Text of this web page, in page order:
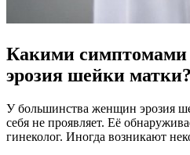
Какими симптомами
эрозия шейки матки?
У большинства женщин эрозия
себя не проявляет. Её
гинеколог. Иногда возникают